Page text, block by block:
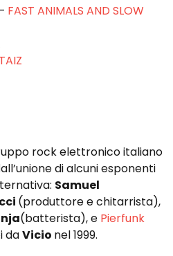
FAST ANIMALS AND SLOW
rock elettronico italiano
di alcuni esponenti
Samuel
(produttore e chitarrista),
(batterista), e Pierfunk
daVicio nel 1999.